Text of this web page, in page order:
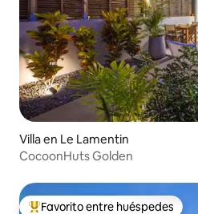
Villa en Le Lamentin
CocoonHuts Golden
Favorito entre huéspedes